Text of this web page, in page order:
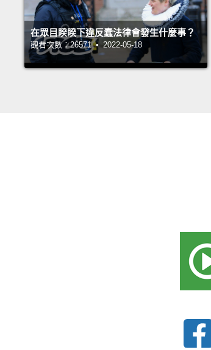
在眾目睽睽下違反蠢法律會發生什麼事？
觀看次數：26571 • 2022-05-18